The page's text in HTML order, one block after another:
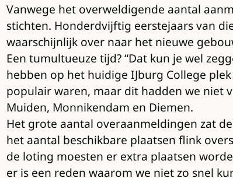
Vanwege het overweldigende aantal
stichten. Honderdvijftig eerstejaars van
waarschijnlijk over naar het nieuwe
Een tumultueuze tijd? “Dat kun je wel
hebben op het huidige IJburg College
populair waren, maar dit hadden we niet
Muiden, Monnikendam en Diemen.
Het grote aantal overaanmeldingen zat
het aantal beschikbare plaatsen flink
de loting moesten er extra plaatsen
er is een reden waarom we niet zo snel